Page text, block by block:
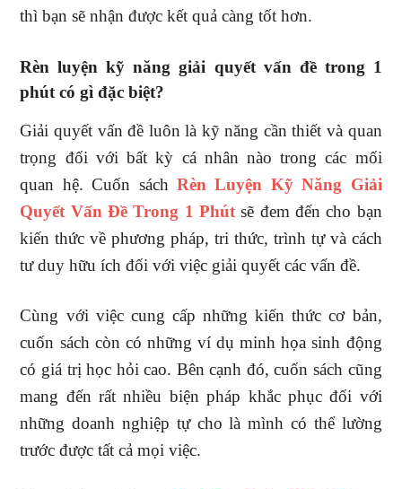
thì bạn sẽ nhận được kết quả càng tốt hơn.
Rèn luyện kỹ năng giải quyết vấn đề trong 1
phút có gì đặc biệt?
Giải quyết vấn đề luôn là kỹ năng cần thiết và quan
trọng đối với bất kỳ cá nhân nào trong các mối
quan hệ. Cuốn sách Rèn Luyện Kỹ Năng Giải
Quyết Vấn Đề Trong 1 Phút sẽ đem đến cho bạn
kiến thức về phương pháp, tri thức, trình tự và cách
tư duy hữu ích đối với việc giải quyết các vấn đề.
Cùng với việc cung cấp những kiến thức cơ bản,
cuốn sách còn có những ví dụ minh họa sinh động
có giá trị học hỏi cao. Bên cạnh đó, cuốn sách cũng
mang đến rất nhiều biện pháp khắc phục đối với
những doanh nghiệp tự cho là mình có thể lường
trước được tất cả mọi việc.